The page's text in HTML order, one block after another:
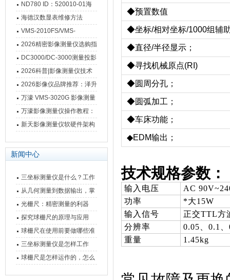
ND780 ID：520010-01海
德汉数显表故障维修内容
海德汉数显表维修方法
VMS-2010FS/VMS-
3020FS/VMS-4030FS手动
影像测量仪技术参数
2026精密影像测量仪选购指
南 靠谱品牌一站式选型推荐
DC3000/DC-3000测量投影
仪万濠数据处理器数显表故
障维修方法
2026科普|影像测量仪技术
原理、分类及选型应用
2026影像仪品牌推荐：泽升
影像测量仪选型指南
万濠 VMS-3020G 影像测量
仪技术规格与应用解析
万濠影像测量仪操作教程：
从开机到出报告，新手也能
新天影像测量仪软硬件架构
新闻中心
三坐标测量仪是什么？工作
原理、分类与核心功能一次
讲清
从几何测量到数据输出，掌
握万濠影像测量仪的六大核
心能力
光栅尺：精密测量的利器
探究球栅尺的原理与应用
球栅尺在使用前要做哪些准
备工作？
三坐标测量仪是怎样工作
的，功能有什么优势？
球栅尺是怎样运作的，怎么
◆预置数值
◆坐标/相对坐标/1000组辅
◆直径/半径显示；
◆寻找机械原点(RI)
◆圆周分孔；
◆圆弧加工；
◆车床功能；
◆EDM输出；
技术规格参数：
输入电压
AC
功率
*大15W
输入信号
正交TTL方
分辨率
0.05、0.1
重量
1.45kg